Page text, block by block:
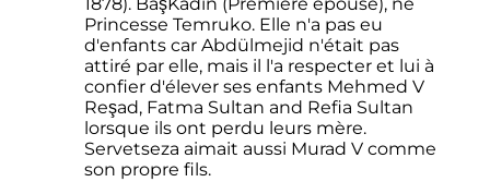
Princesse Temruko. Elle n'a pas eu
d'enfants car Abdülmejid n'était pas
attiré par elle, mais il l'a respecter et lui à
confier d'élever ses enfants Mehmed V
Reşad, Fatma Sultan and Refia Sultan
lorsque ils ont perdu leurs mère.
Servetseza aimait aussi Murad V comme
son propre fils.